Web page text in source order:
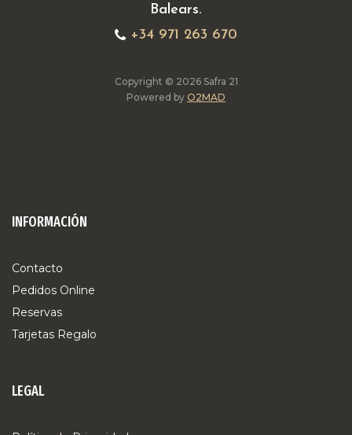
Balears.
+34 971 263 670
Copyright © 2026 Safra 21
Powered by O2MAD
INFORMACIÓN
Contacto
Pedidos Online
Reservas
Tarjetas Regalo
LEGAL